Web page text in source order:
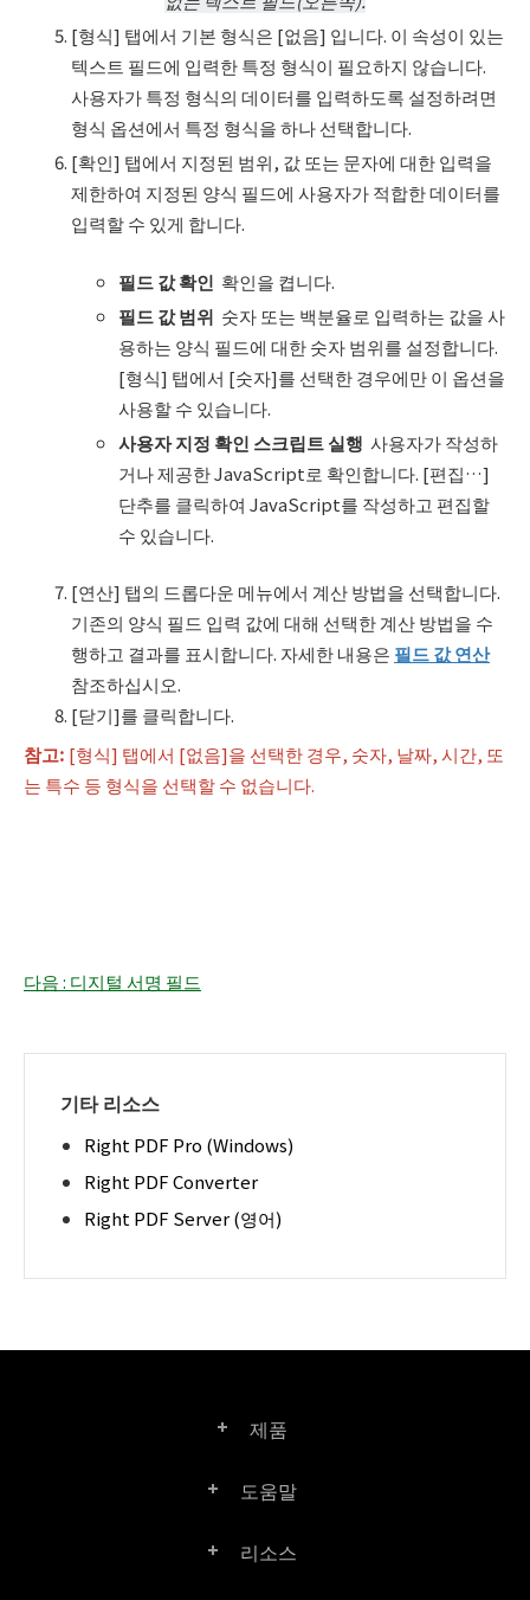
[형식] 탭에서 기본 형식은 [없음] 입니다. 이 속성이 있는
텍스트 필드에 입력한 특정 형식이 필요하지 않습니다.
사용자가 특정 형식의 데이터를 입력하도록 설정하려면
형식 옵션에서 특정 형식을 하나 선택합니다.
[확인] 탭에서 지정된 범위, 값 또는 문자에 대한 입력을
제한하여 지정된 양식 필드에 사용자가 적합한 데이터를
입력할 수 있게 합니다.
필드 값 확인 확인을 켭니다.
필드 값 범위 숫자 또는 백분율로 입력하는 값을 사
용하는 양식 필드에 대한 숫자 범위를 설정합니다.
[형식] 탭에서 [숫자]를 선택한 경우에만 이 옵션을
사용할 수 있습니다.
사용자지정 확인 스크립트실행 사용자가 작성하
거나 제공한 JavaScript로 확인합니다. [편집…]
단추를 클릭하여 JavaScript를 작성하고 편집할
수 있습니다.
[연산] 탭의 드롭다운 메뉴에서 계산 방법을 선택합니다.
기존의 양식 필드 입력 값에 대해 선택한 계산 방법을 수
행하고 결과를 표시합니다. 자세한 내용은 필드 값 연산
참조하십시오.
[닫기]를 클릭합니다.
참고: [형식] 탭에서 [없음]을 선택한 경우, 숫자, 날짜, 시간, 또
는 특수 등 형식을 선택할 수 없습니다.
다음 : 디지털 서명 필드
기타 리소스
Right PDF Pro (Windows)
Right PDF Converter
Right PDF Server (영어)
제품
Right PDF Pro
도움말
FAQ
리소스